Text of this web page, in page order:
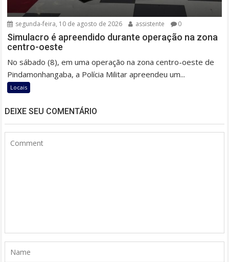
segunda-feira, 10 de agosto de 2026 assistente 0
Simulacro é apreendido durante operação na zona
centro-oeste
No sábado (8), em uma operação na zona centro-oeste de
Pindamonhangaba, a Polícia Militar apreendeu um...
Locais
DEIXE SEU COMENTÁRIO